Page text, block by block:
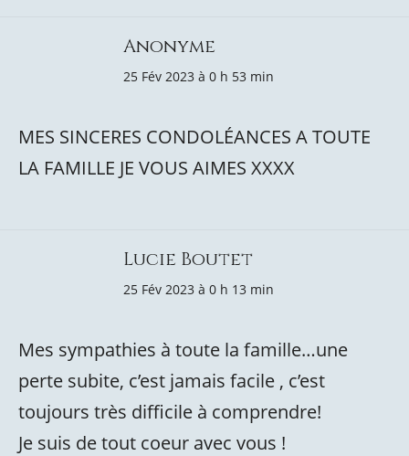
Anonyme
25 Fév 2023 à 0 h 53 min
MES SINCERES CONDOLÉANCES A TOUTE
LA FAMILLE JE VOUS AIMES XXXX
Lucie Boutet
25 Fév 2023 à 0 h 13 min
Mes sympathies à toute la famille…une
perte subite, c’est jamais facile , c’est
toujours très difficile à comprendre!
Je suis de tout coeur avec vous !